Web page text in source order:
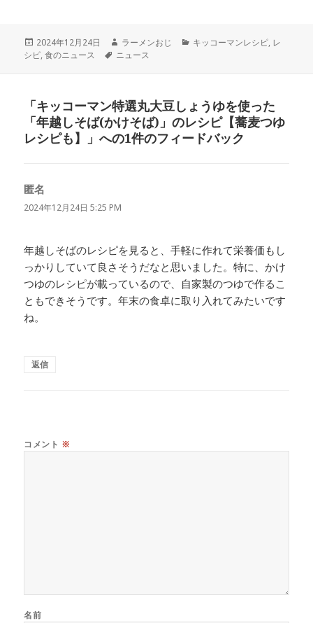
投
稿
2024年12月24日
作
成
ラーメンおじ
カ
キッコーマンレシピ, レ
シピ,食のニュース
タ
ニュース
「キッコーマン特選丸大豆しょうゆを使った
「年越しそば(かけそば)」のレシピ【蕎麦つゆ
レシピも】」への1件のフィードバック
匿名
り:
2024年12月24日 5:25 PM
年越しそばのレシピを見ると、手軽に作れて栄養価もし
っかりしていて良さそうだなと思いました。特に、かけ
つゆのレシピが載っているので、自家製のつゆで作るこ
ともできそうです。年末の食卓に取り入れてみたいです
ね。
返信
コメント ※
名前